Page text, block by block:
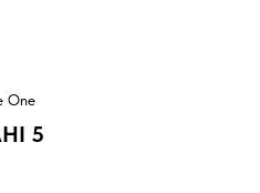
One
5